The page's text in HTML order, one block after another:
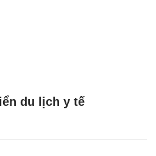
du lịch y tế